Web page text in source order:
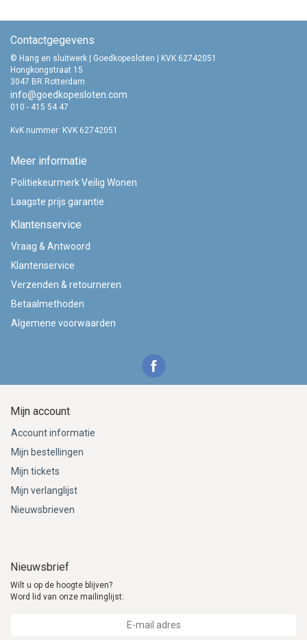
Contactgegevens
© Hang en sluitwerk | Goedkopesloten | KVK 62742051
Hongkongstraat 15
3047 BR Rotterdam
info@goedkopesloten.com
010 - 415 54 47
KvK nummer: KVK 62742051
Meer informatie
Politiekeurmerk Veilig Wonen
Laagste prijs garantie
Klantenservice
Vraag & Antwoord
Klantenservice
Verzenden & retourneren
Betaalmethoden
Algemene voorwaarden
Mijn account
Account informatie
Mijn bestellingen
Mijn tickets
Mijn verlanglijst
Nieuwsbrieven
Nieuwsbrief
Wilt u op de hoogte blijven?
Word lid van onze mailinglijst: